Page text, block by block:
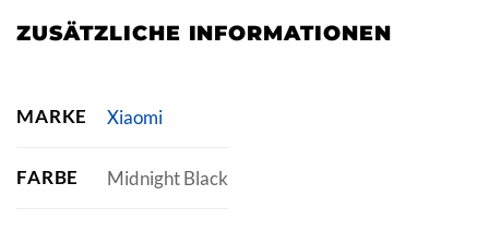
ZUSÄTZLICHE INFORMATIONEN
MARKE Xiaomi
FARBE Midnight Black